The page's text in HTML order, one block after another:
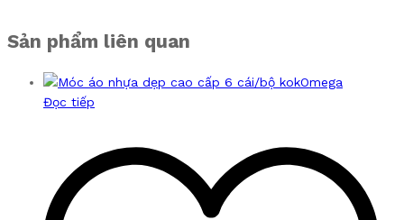
Sản phẩm liên quan
Đọc tiếp